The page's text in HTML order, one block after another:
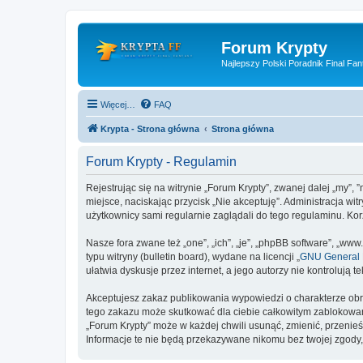
Forum Krypty
Najlepszy Polski Poradnik Final
Więcej… FAQ
Krypta - Strona główna Strona główna
Forum Krypty - Regulamin
Rejestrując się na witrynie „Forum Krypty”, zwanej dalej
miejsce, naciskając przycisk „Nie akceptuję”. Administracja
użytkownicy sami regularnie zaglądali do tego regulaminu.
Nasze fora zwane też „one”, „ich”, „je”, „phpBB software”,
typu witryny (bulletin board), wydane na licencji „ GNU General
ułatwia dyskusje przez internet, a jego autorzy nie kontrolują
Akceptujesz zakaz publikowania wypowiedzi o charakterze
tego zakazu może skutkować dla ciebie całkowitym
„Forum Krypty” może w każdej chwili usunąć, zmienić,
Informacje te nie będą przekazywane nikomu bez twojej